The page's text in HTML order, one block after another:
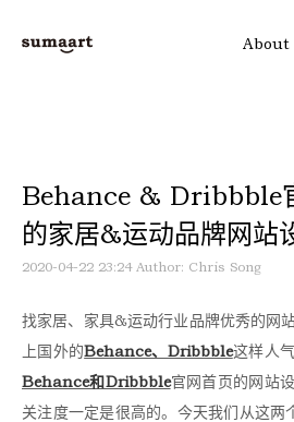
About
Behance & Dribbble
的家居&运动品牌网站
2020-04-22 23:24 Author: Chris Song
找家居、家具&运动行业品牌优秀的网
上国外的Behance、Dribbble这样人
Behance和Dribbble官网首页的网站
关注度一定是很高的。今天我们从这两